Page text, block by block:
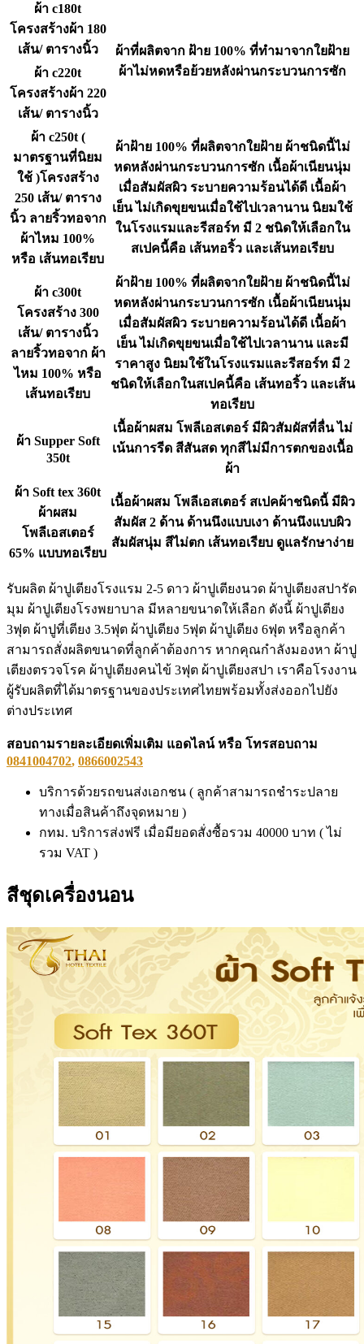
ผ้า c180t
โครงสร้างผ้า 180
เส้น/ ตารางนิ้ว
ผ้าที่ผลิตจาก ฝ้าย 100% ที่ทำมาจากใยฝ้าย
ผ้าไม่หดหรือย้วยหลังผ่านกระบวนการซัก
ผ้า c220t
โครงสร้างผ้า 220
เส้น/ ตารางนิ้ว
ผ้า c250t (
มาตรฐานที่นิยม
ใช้ )โครงสร้าง
250 เส้น/ ตาราง
นิ้ว ลายริ้วทอจาก
ผ้าไหม 100%
หรือ เส้นทอเรียบ
ผ้าฝ้าย 100% ที่ผลิตจากใยฝ้าย ผ้าชนิดนี้ไม่
หดหลังผ่านกระบวนการซัก เนื้อผ้าเนียนนุ่ม
เมื่อสัมผัสผิว ระบายความร้อนได้ดี เนื้อผ้า
เย็น ไม่เกิดขุยขนเมื่อใช้ไปเวลานาน นิยมใช้
ในโรงแรมและรีสอร์ท มี 2 ชนิดให้เลือกใน
สเปคนี้คือ เส้นทอริ้ว และเส้นทอเรียบ
ผ้า c300t
โครงสร้าง 300
เส้น/ ตารางนิ้ว
ลายริ้วทอจาก ผ้า
ไหม 100% หรือ
เส้นทอเรียบ
ผ้าฝ้าย 100% ที่ผลิตจากใยฝ้าย ผ้าชนิดนี้ไม่
หดหลังผ่านกระบวนการซัก เนื้อผ้าเนียนนุ่ม
เมื่อสัมผัสผิว ระบายความร้อนได้ดี เนื้อผ้า
เย็น ไม่เกิดขุยขนเมื่อใช้ไปเวลานาน และมี
ราคาสูง นิยมใช้ในโรงแรมและรีสอร์ท มี 2
ชนิดให้เลือกในสเปคนี้คือ เส้นทอริ้ว และเส้น
ทอเรียบ
ผ้า Supper Soft
350t
เนื้อผ้าผสม โพลีเอสเตอร์ มีผิวสัมผัสที่ลื่น ไม่
เน้นการรีด สีสันสด ทุกสีไม่มีการตกของเนื้อ
ผ้า
ผ้า Soft tex 360t
ผ้าผสม
โพลีเอสเตอร์
65% แบบทอเรียบ
เนื้อผ้าผสม โพลีเอสเตอร์ สเปคผ้าชนิดนี้ มีผิว
สัมผัส 2 ด้าน ด้านนึงแบบเงา ด้านนึงแบบผิว
สัมผัสนุ่ม สีไม่ตก เส้นทอเรียบ ดูแลรักษาง่าย
รับผลิต ผ้าปูเตียงโรงแรม 2-5 ดาว ผ้าปูเตียงนวด ผ้าปูเตียงสปารัด
มุม ผ้าปูเตียงโรงพยาบาล มีหลายขนาดให้เลือก ดังนี้ ผ้าปูเตียง
3ฟุต ผ้าปูที่เตียง 3.5ฟุต ผ้าปูเตียง 5ฟุต ผ้าปูเตียง 6ฟุต หรือลูกค้า
สามารถสั่งผลิตขนาดที่ลูกค้าต้องการ หากคุณกำลังมองหา ผ้าปู
เตียงตรวจโรค ผ้าปูเตียงคนไข้ 3ฟุต ผ้าปูเตียงสปา เราคือโรงงาน
ผู้รับผลิตที่ได้มาตรฐานของประเทศไทยพร้อมทั้งส่งออกไปยัง
ต่างประเทศ
สอบถามรายละเอียดเพิ่มเติม แอดไลน์ หรือ โทรสอบถาม
0841004702, 0866002543
บริการด้วยรถขนส่งเอกชน ( ลูกค้าสามารถชำระปลาย
ทางเมื่อสินค้าถึงจุดหมาย )
กทม. บริการส่งฟรี เมื่อมียอดสั่งซื้อรวม 40000 บาท ( ไม่
รวม VAT )
สีชุดเครื่องนอน